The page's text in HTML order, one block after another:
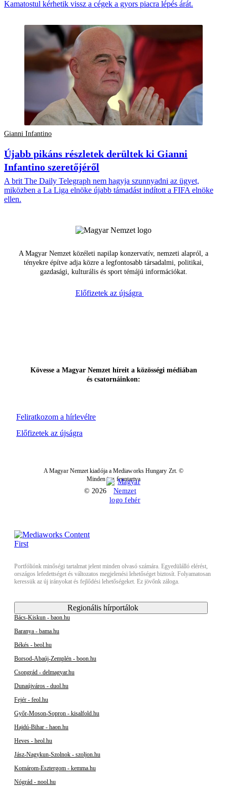
Kamatostul kérhetik vissz a cégek a gyors piacra lépés árát.
Gianni Infantino
Újabb pikáns részletek derültek ki Gianni
Infantino szeretőjéről
A brit The Daily Telegraph nem hagyja szunnyadni az ügyet,
miközben a La Liga elnöke újabb támadást indított a FIFA elnöke
ellen.
A Magyar Nemzet közéleti napilap konzervatív, nemzeti alapról, a
tényekre építve adja közre a legfontosabb társadalmi, politikai,
gazdasági, kulturális és sport témájú információkat.
Előfizetek az újságra
Feliratkozom a hírlevélre
Kövesse a Magyar Nemzet híreit a közösségi médiában
és csatornáinkon:
Előfizetek az újságra
A Magyar Nemzet kiadója a Mediaworks Hungary Zrt. ©
Minden jog fenntartva
© 2026
Portfóliónk minőségi tartalmat jelent minden olvasó számára. Egyedülálló elérést,
országos lefedettséget és változatos megjelenési lehetőséget biztosít. Folyamatosan
keressük az új irányokat és fejlődési lehetőségeket. Ez jövőnk záloga.
Regionális hírportálok
Bács-Kiskun - baon.hu
Baranya - bama.hu
Békés - beol.hu
Borsod-Abaúj-Zemplén - boon.hu
Csongrád - delmagyar.hu
Dunaújváros - duol.hu
Fejér - feol.hu
Győr-Moson-Sopron - kisalfold.hu
Hajdú-Bihar - haon.hu
Heves - heol.hu
Jász-Nagykun-Szolnok - szoljon.hu
Komárom-Esztergom - kemma.hu
Nógrád - nool.hu